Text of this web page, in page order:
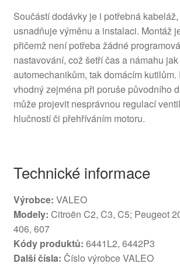
Součástí dodávky je i potřebná
usnadňuje výměnu a instalaci. Montáž
přičemž není potřeba žádné
nastavování, což šetří čas a námahu
automechanikům, tak domácím
vhodný zejména při poruše původního
může projevit nesprávnou regulací
hlučností či přehříváním motoru.
Technické informace
Výrobce: VALEO
Modely: Citroën C2, C3, C5; Peugeot
406, 607
Kódy produktů: 6441L2, 6442P3
Další čísla: Číslo výrobce VALEO